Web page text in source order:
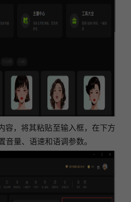
容，将其粘贴至输入框，在下方
音量、语速和语调参数。